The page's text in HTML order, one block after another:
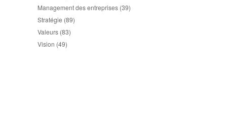
Management des entreprises (39)
Stratégie (89)
Valeurs (83)
Vision (49)